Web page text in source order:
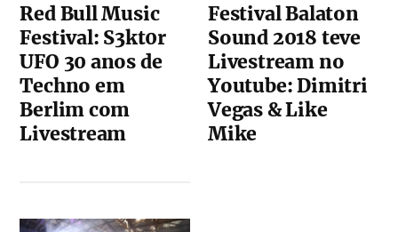
Red Bull Music
Festival: S3kt0r
UFO 30 anos de
Techno em
Berlim com
Livestream
Festival Balaton
Sound 2018 teve
Livestream no
Youtube: Dimitri
Vegas & Like
Mike